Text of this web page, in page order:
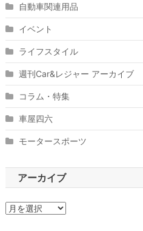
自動車関連用品
イベント
ライフスタイル
週刊Car&レジャー アーカイブ
コラム・特集
車屋四六
モータースポーツ
アーカイブ
ア